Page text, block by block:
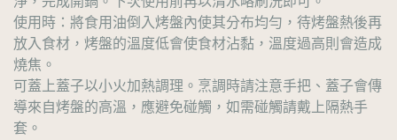
使用時：將食用油倒入烤盤內使其分布均勻，待烤盤熱後再
放入食材，烤盤的溫度低會使食材沾黏，溫度過高則會造成
燒焦。
可蓋上蓋子以小火加熱調理。烹調時請注意手把、蓋子會傳
導來自烤盤的高溫，應避免碰觸，如需碰觸請戴上隔熱手
套。